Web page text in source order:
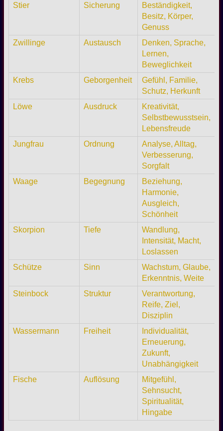
Stier Sicherung
Beständigkeit,
Besitz, Körper,
Genuss
Zwillinge
Austausch
Denken, Sprache,
Lernen,
Beweglichkeit
Krebs
Geborgenheit
Gefühl, Familie,
Schutz, Herkunft
Löwe
Ausdruck
Kreativität,
Selbstbewusstsein,
Lebensfreude
Jungfrau
Ordnung
Analyse, Alltag,
Verbesserung,
Sorgfalt
Waage
Begegnung
Beziehung,
Harmonie,
Ausgleich,
Schönheit
Skorpion
Tiefe
Wandlung,
Intensität, Macht,
Loslassen
Schütze
Sinn
Wachstum, Glaube,
Erkenntnis, Weite
Steinbock
Struktur
Verantwortung,
Reife, Ziel,
Disziplin
Wassermann
Freiheit
Individualität,
Erneuerung,
Zukunft,
Unabhängigkeit
Fische
Auflösung
Mitgefühl,
Sehnsucht,
Spiritualität,
Hingabe